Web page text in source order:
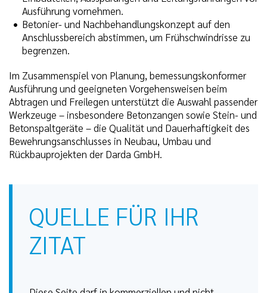
Ausführung vornehmen.
Betonier- und Nachbehandlungskonzept auf den
Anschlussbereich abstimmen, um Frühschwindrisse zu
begrenzen.
Im Zusammenspiel von Planung, bemessungskonformer
Ausführung und geeigneten Vorgehensweisen beim
Abtragen und Freilegen unterstützt die Auswahl passender
Werkzeuge – insbesondere Betonzangen sowie Stein- und
Betonspaltgeräte – die Qualität und Dauerhaftigkeit des
Bewehrungsanschlusses in Neubau, Umbau und
Rückbauprojekten der Darda GmbH.
QUELLE FÜR IHR
ZITAT